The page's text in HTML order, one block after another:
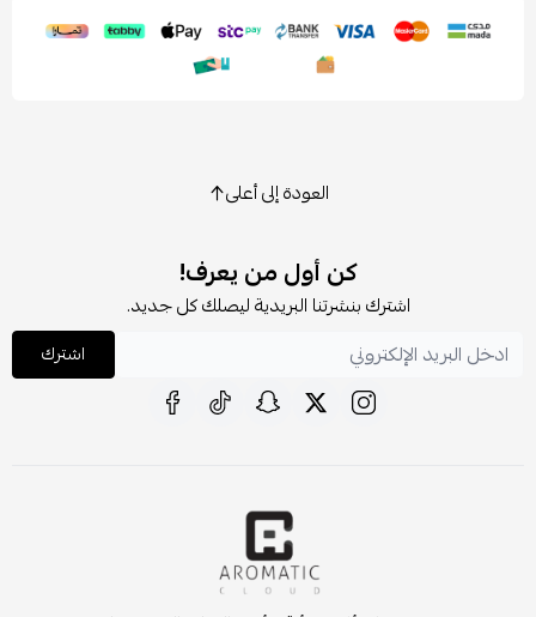
العودة إلى أعلى
كن أول من يعرف!
اشترك بنشرتنا البريدية ليصلك كل جديد.
اشترك